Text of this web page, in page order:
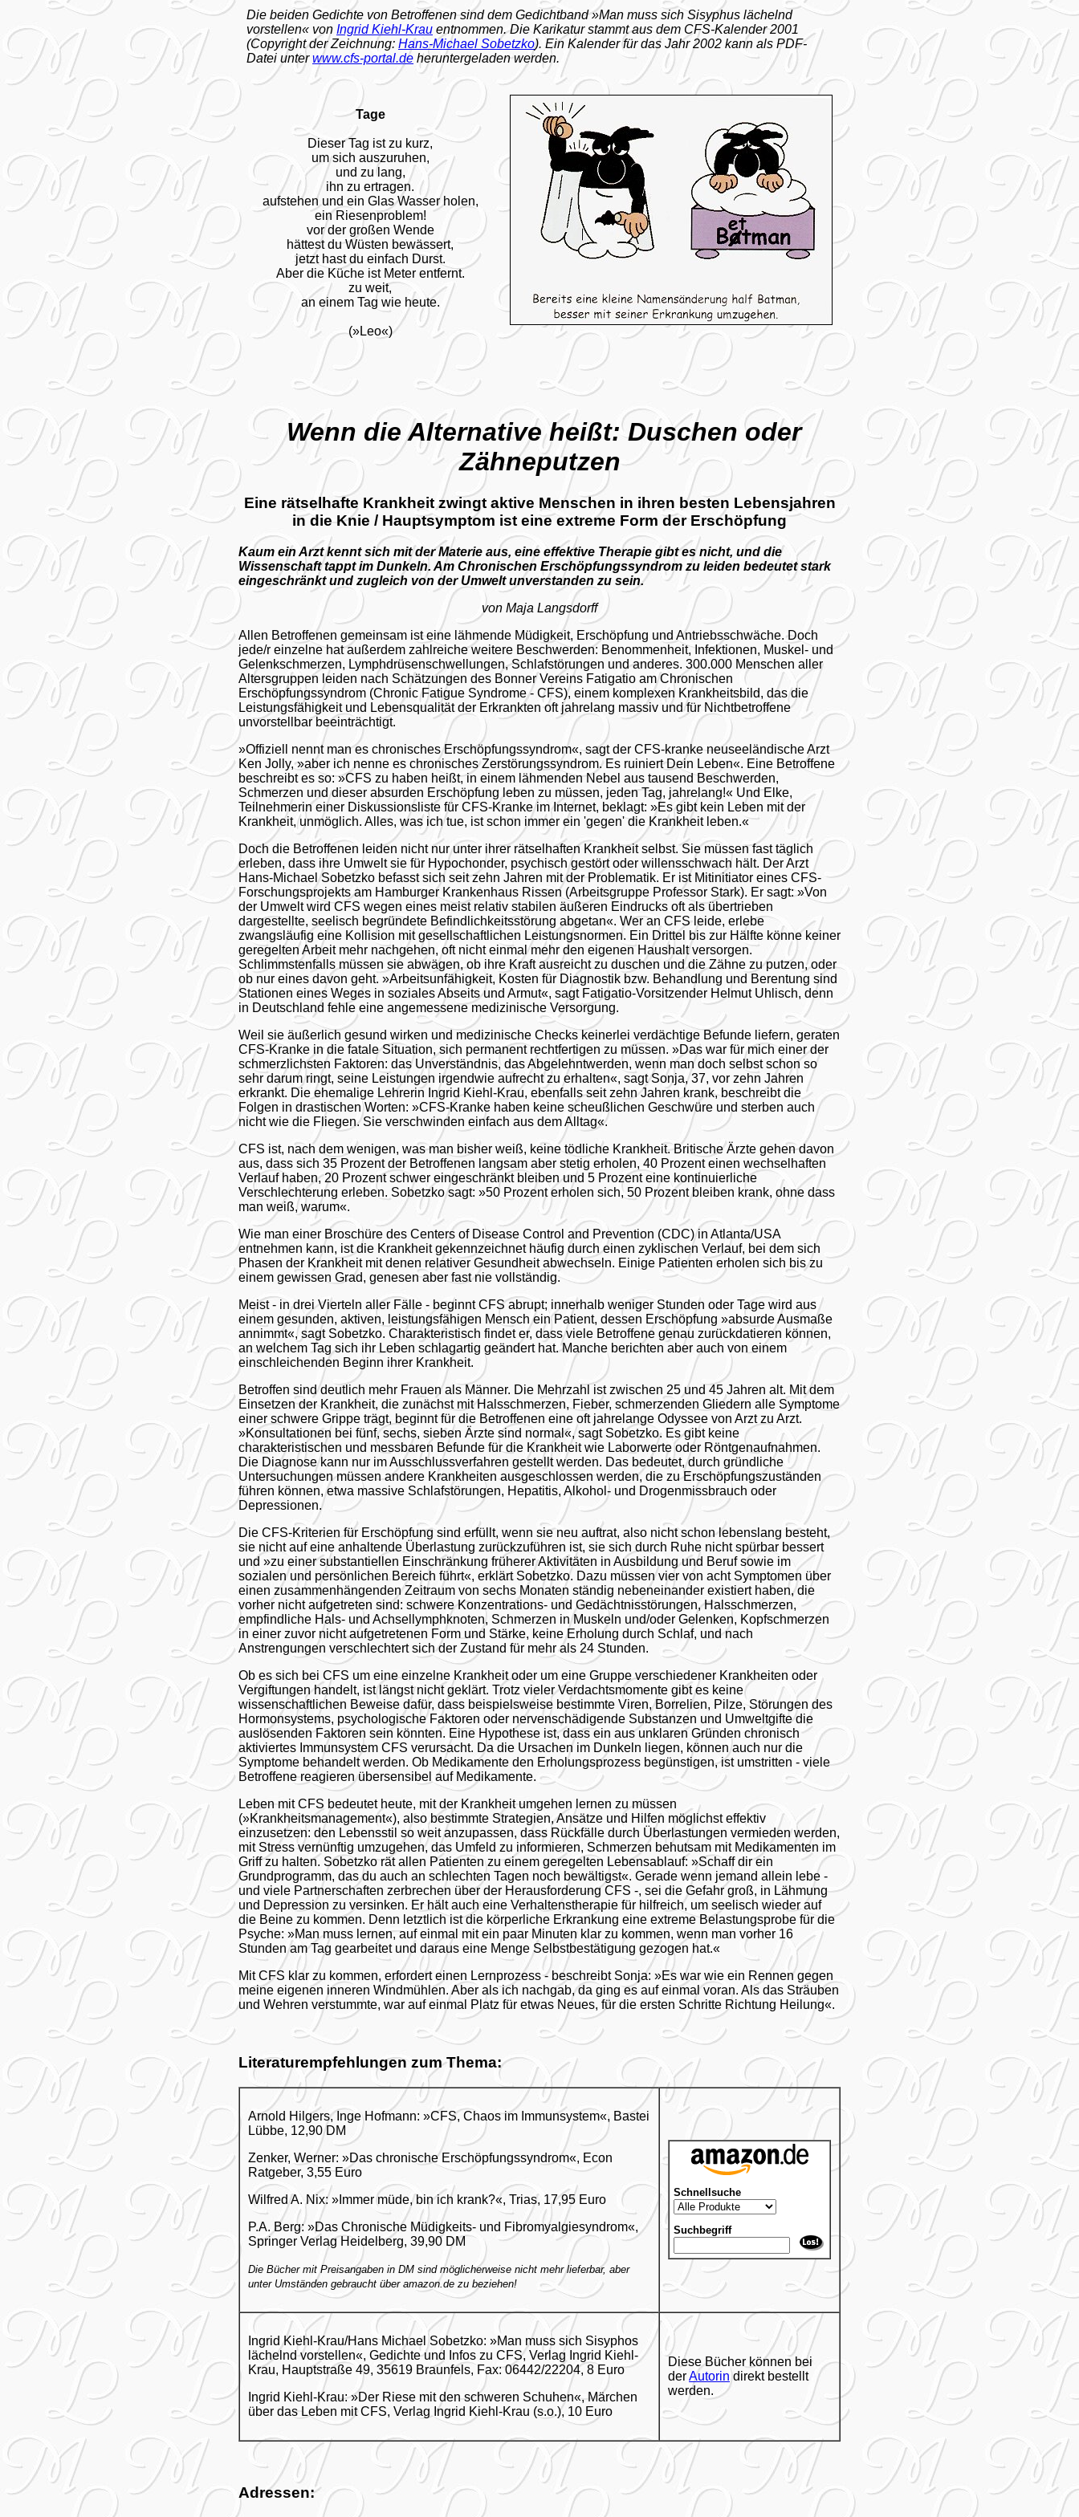
Die beiden Gedichte von Betroffenen sind dem Gedichtband »Man muss sich Sisyphus lächelnd
vorstellen« von Ingrid Kiehl-Krau entnommen. Die Karikatur stammt aus dem CFS-Kalender 2001
(Copyright der Zeichnung: Hans-Michael Sobetzko). Ein Kalender für das Jahr 2002 kann als PDF-
Datei unterwww.cfs-portal.de heruntergeladen werden.
Tage
Dieser Tag ist zu kurz,
um sich auszuruhen,
und zu lang,
ihn zu ertragen.
aufstehen und ein Glas Wasser holen,
ein Riesenproblem!
vor der großen Wende
hättest du Wüsten bewässert,
jetzt hast du einfach Durst.
Aber die Küche ist Meter entfernt.
zu weit,
an einem Tag wie heute.
(»Leo«)
Wenn die Alternative heißt: Duschen oder
Zähneputzen
Eine rätselhafte Krankheit zwingt aktive Menschen in ihren besten Lebensjahren
in die Knie / Hauptsymptom ist eine extreme Form der Erschöpfung
Kaum ein Arzt kennt sich mit der Materie aus, eine effektive Therapie gibt es nicht, und die
Wissenschaft tappt im Dunkeln. Am Chronischen Erschöpfungssyndrom zu leiden bedeutet stark
eingeschränkt und zugleich von der Umwelt unverstanden zu sein.
von Maja Langsdorff
Allen Betroffenen gemeinsam ist eine lähmende Müdigkeit, Erschöpfung und Antriebsschwäche. Doch
jede/r einzelne hat außerdem zahlreiche weitere Beschwerden: Benommenheit, Infektionen, Muskel- und
Gelenkschmerzen, Lymphdrüsenschwellungen, Schlafstörungen und anderes. 300.000 Menschen aller
Altersgruppen leiden nach Schätzungen des Bonner Vereins Fatigatio am Chronischen
Erschöpfungssyndrom (Chronic Fatigue Syndrome - CFS), einem komplexen Krankheitsbild, das die
Leistungsfähigkeit und Lebensqualität der Erkrankten oft jahrelang massiv und für Nichtbetroffene
unvorstellbar beeinträchtigt.
»Offiziell nennt man es chronisches Erschöpfungssyndrom«, sagt der CFS-kranke neuseeländische Arzt
Ken Jolly, »aber ich nenne es chronisches Zerstörungssyndrom. Es ruiniert Dein Leben«. Eine Betroffene
beschreibt es so: »CFS zu haben heißt, in einem lähmenden Nebel aus tausend Beschwerden,
Schmerzen und dieser absurden Erschöpfung leben zu müssen, jeden Tag, jahrelang!« Und Elke,
Teilnehmerin einer Diskussionsliste für CFS-Kranke im Internet, beklagt: »Es gibt kein Leben mit der
Krankheit, unmöglich. Alles, was ich tue, ist schon immer ein 'gegen' die Krankheit leben.«
Doch die Betroffenen leiden nicht nur unter ihrer rätselhaften Krankheit selbst. Sie müssen fast täglich
erleben, dass ihre Umwelt sie für Hypochonder, psychisch gestört oder willensschwach hält. Der Arzt
Hans-Michael Sobetzko befasst sich seit zehn Jahren mit der Problematik. Er ist Mitinitiator eines CFS-
Forschungsprojekts am Hamburger Krankenhaus Rissen (Arbeitsgruppe Professor Stark). Er sagt: »Von
der Umwelt wird CFS wegen eines meist relativ stabilen äußeren Eindrucks oft als übertrieben
dargestellte, seelisch begründete Befindlichkeitsstörung abgetan«. Wer an CFS leide, erlebe
zwangsläufig eine Kollision mit gesellschaftlichen Leistungsnormen. Ein Drittel bis zur Hälfte könne keiner
geregelten Arbeit mehr nachgehen, oft nicht einmal mehr den eigenen Haushalt versorgen.
Schlimmstenfalls müssen sie abwägen, ob ihre Kraft ausreicht zu duschen und die Zähne zu putzen, oder
ob nur eines davon geht. »Arbeitsunfähigkeit, Kosten für Diagnostik bzw. Behandlung und Berentung sind
Stationen eines Weges in soziales Abseits und Armut«, sagt Fatigatio-Vorsitzender Helmut Uhlisch, denn
in Deutschland fehle eine angemessene medizinische Versorgung.
Weil sie äußerlich gesund wirken und medizinische Checks keinerlei verdächtige Befunde liefern, geraten
CFS-Kranke in die fatale Situation, sich permanent rechtfertigen zu müssen. »Das war für mich einer der
schmerzlichsten Faktoren: das Unverständnis, das Abgelehntwerden, wenn man doch selbst schon so
sehr darum ringt, seine Leistungen irgendwie aufrecht zu erhalten«, sagt Sonja, 37, vor zehn Jahren
erkrankt. Die ehemalige Lehrerin Ingrid Kiehl-Krau, ebenfalls seit zehn Jahren krank, beschreibt die
Folgen in drastischen Worten: »CFS-Kranke haben keine scheußlichen Geschwüre und sterben auch
nicht wie die Fliegen. Sie verschwinden einfach aus dem Alltag«.
CFS ist, nach dem wenigen, was man bisher weiß, keine tödliche Krankheit. Britische Ärzte gehen davon
aus, dass sich 35 Prozent der Betroffenen langsam aber stetig erholen, 40 Prozent einen wechselhaften
Verlauf haben, 20 Prozent schwer eingeschränkt bleiben und 5 Prozent eine kontinuierliche
Verschlechterung erleben. Sobetzko sagt: »50 Prozent erholen sich, 50 Prozent bleiben krank, ohne dass
man weiß, warum«.
Wie man einer Broschüre des Centers of Disease Control and Prevention (CDC) in Atlanta/USA
entnehmen kann, ist die Krankheit gekennzeichnet häufig durch einen zyklischen Verlauf, bei dem sich
Phasen der Krankheit mit denen relativer Gesundheit abwechseln. Einige Patienten erholen sich bis zu
einem gewissen Grad, genesen aber fast nie vollständig.
Meist - in drei Vierteln aller Fälle - beginnt CFS abrupt; innerhalb weniger Stunden oder Tage wird aus
einem gesunden, aktiven, leistungsfähigen Mensch ein Patient, dessen Erschöpfung »absurde Ausmaße
annimmt«, sagt Sobetzko. Charakteristisch findet er, dass viele Betroffene genau zurückdatieren können,
an welchem Tag sich ihr Leben schlagartig geändert hat. Manche berichten aber auch von einem
einschleichenden Beginn ihrer Krankheit.
Betroffen sind deutlich mehr Frauen als Männer. Die Mehrzahl ist zwischen 25 und 45 Jahren alt. Mit dem
Einsetzen der Krankheit, die zunächst mit Halsschmerzen, Fieber, schmerzenden Gliedern alle Symptome
einer schwere Grippe trägt, beginnt für die Betroffenen eine oft jahrelange Odyssee von Arzt zu Arzt.
»Konsultationen bei fünf, sechs, sieben Ärzte sind normal«, sagt Sobetzko. Es gibt keine
charakteristischen und messbaren Befunde für die Krankheit wie Laborwerte oder Röntgenaufnahmen.
Die Diagnose kann nur im Ausschlussverfahren gestellt werden. Das bedeutet, durch gründliche
Untersuchungen müssen andere Krankheiten ausgeschlossen werden, die zu Erschöpfungszuständen
führen können, etwa massive Schlafstörungen, Hepatitis, Alkohol- und Drogenmissbrauch oder
Depressionen.
Die CFS-Kriterien für Erschöpfung sind erfüllt, wenn sie neu auftrat, also nicht schon lebenslang besteht,
sie nicht auf eine anhaltende Überlastung zurückzuführen ist, sie sich durch Ruhe nicht spürbar bessert
und »zu einer substantiellen Einschränkung früherer Aktivitäten in Ausbildung und Beruf sowie im
sozialen und persönlichen Bereich führt«, erklärt Sobetzko. Dazu müssen vier von acht Symptomen über
einen zusammenhängenden Zeitraum von sechs Monaten ständig nebeneinander existiert haben, die
vorher nicht aufgetreten sind: schwere Konzentrations- und Gedächtnisstörungen, Halsschmerzen,
empfindliche Hals- und Achsellymphknoten, Schmerzen in Muskeln und/oder Gelenken, Kopfschmerzen
in einer zuvor nicht aufgetretenen Form und Stärke, keine Erholung durch Schlaf, und nach
Anstrengungen verschlechtert sich der Zustand für mehr als 24 Stunden.
Ob es sich bei CFS um eine einzelne Krankheit oder um eine Gruppe verschiedener Krankheiten oder
Vergiftungen handelt, ist längst nicht geklärt. Trotz vieler Verdachtsmomente gibt es keine
wissenschaftlichen Beweise dafür, dass beispielsweise bestimmte Viren, Borrelien, Pilze, Störungen des
Hormonsystems, psychologische Faktoren oder nervenschädigende Substanzen und Umweltgifte die
auslösenden Faktoren sein könnten. Eine Hypothese ist, dass ein aus unklaren Gründen chronisch
aktiviertes Immunsystem CFS verursacht. Da die Ursachen im Dunkeln liegen, können auch nur die
Symptome behandelt werden. Ob Medikamente den Erholungsprozess begünstigen, ist umstritten - viele
Betroffene reagieren übersensibel auf Medikamente.
Leben mit CFS bedeutet heute, mit der Krankheit umgehen lernen zu müssen
(»Krankheitsmanagement«), also bestimmte Strategien, Ansätze und Hilfen möglichst effektiv
einzusetzen: den Lebensstil so weit anzupassen, dass Rückfälle durch Überlastungen vermieden werden,
mit Stress vernünftig umzugehen, das Umfeld zu informieren, Schmerzen behutsam mit Medikamenten im
Griff zu halten. Sobetzko rät allen Patienten zu einem geregelten Lebensablauf: »Schaff dir ein
Grundprogramm, das du auch an schlechten Tagen noch bewältigst«. Gerade wenn jemand allein lebe -
und viele Partnerschaften zerbrechen über der Herausforderung CFS -, sei die Gefahr groß, in Lähmung
und Depression zu versinken. Er hält auch eine Verhaltenstherapie für hilfreich, um seelisch wieder auf
die Beine zu kommen. Denn letztlich ist die körperliche Erkrankung eine extreme Belastungsprobe für die
Psyche: »Man muss lernen, auf einmal mit ein paar Minuten klar zu kommen, wenn man vorher 16
Stunden am Tag gearbeitet und daraus eine Menge Selbstbestätigung gezogen hat.«
Mit CFS klar zu kommen, erfordert einen Lernprozess - beschreibt Sonja: »Es war wie ein Rennen gegen
meine eigenen inneren Windmühlen. Aber als ich nachgab, da ging es auf einmal voran. Als das Sträuben
und Wehren verstummte, war auf einmal Platz für etwas Neues, für die ersten Schritte Richtung Heilung«.
Literaturempfehlungen zum Thema:
Arnold Hilgers, Inge Hofmann: »CFS, Chaos im Immunsystem«, Bastei
Lübbe, 12,90 DM
Zenker, Werner: »Das chronische Erschöpfungssyndrom«, Econ
Ratgeber, 3,55 Euro
Wilfred A. Nix: »Immer müde, bin ich krank?«, Trias, 17,95 Euro
P.A. Berg: »Das Chronische Müdigkeits- und Fibromyalgiesyndrom«,
Springer Verlag Heidelberg, 39,90 DM
Die Bücher mit Preisangaben in DM sind möglicherweise nicht mehr lieferbar, aber
unter Umständen gebraucht über amazon.de zu beziehen!
Schnellsuche
Suchbegriff
Ingrid Kiehl-Krau/Hans Michael Sobetzko: »Man muss sich Sisyphos
lächelnd vorstellen«, Gedichte und Infos zu CFS, Verlag Ingrid Kiehl-
Krau, Hauptstraße 49, 35619 Braunfels, Fax: 06442/22204, 8 Euro
Ingrid Kiehl-Krau: »Der Riese mit den schweren Schuhen«, Märchen
über das Leben mit CFS, Verlag Ingrid Kiehl-Krau (s.o.), 10 Euro
Diese Bücher können bei
derAutorin direkt bestellt
werden.
Adressen: